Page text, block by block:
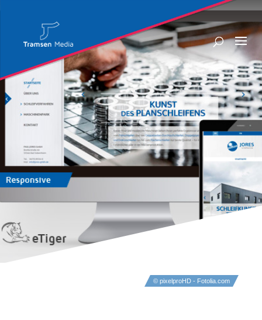
© pixelproHD - Fotolia.com